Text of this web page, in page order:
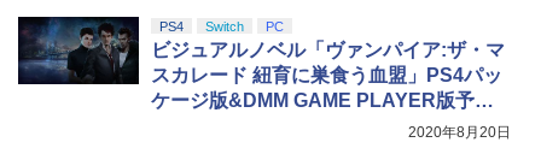
PS4 Switch PC
ビジュアルノベル「ヴァンパイア:ザ・マ
スカレード 紐育に巣食う血盟」PS4パッ
ケージ版&DMM GAME PLAYER版予約
2020年8月20日